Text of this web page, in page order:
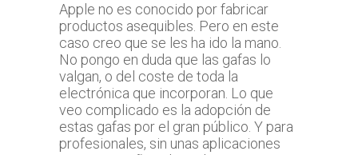
Apple no es conocido por fabricar
productos asequibles. Pero en este
caso creo que se les ha ido la mano.
No pongo en duda que las gafas lo
valgan, o del coste de toda la
electrónica que incorporan. Lo que
veo complicado es la adopción de
estas gafas por el gran público. Y para
profesionales, sin unas aplicaciones